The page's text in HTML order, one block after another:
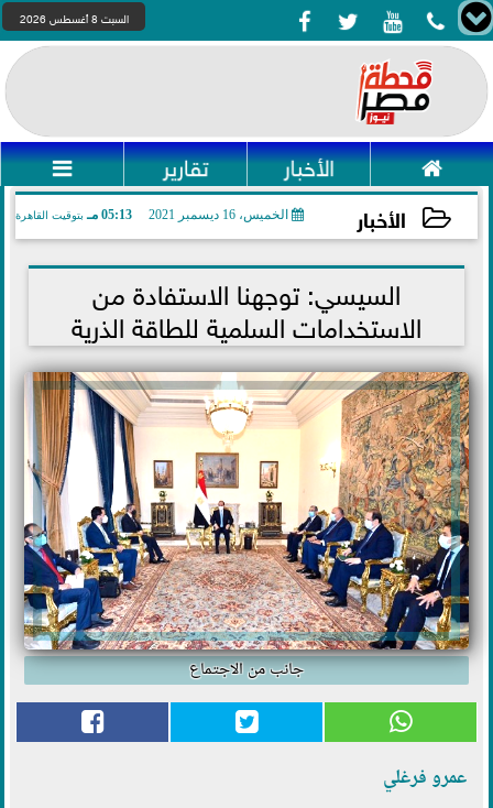
    السبت 8 أغسطس 2026
 الأخبار تقارير 
الأخبار الخميس، 16 ديسمبر 2021 05:13 مـ بتوقيت القاهرة
2021-12-16 17:13:13 السيسي: توجهنا الاستفادة من
الاستخدامات السلمية للطاقة الذرية
جانب من الاجتماع
عمرو فرغلي